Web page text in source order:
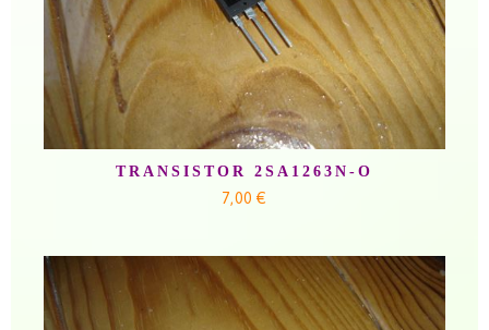
TRANSISTOR 2SA1263N-O
7,00 €